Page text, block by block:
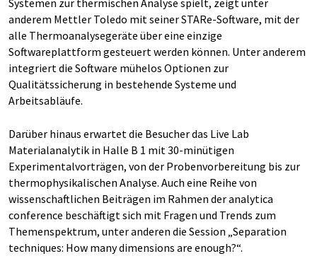
anderem Mettler Toledo mit seiner STARe-Software, mit der
alle Thermoanalysegeräte über eine einzige
Softwareplattform gesteuert werden können. Unter anderem
integriert die Software mühelos Optionen zur
Qualitätssicherung in bestehende Systeme und
Arbeitsabläufe.
Darüber hinaus erwartet die Besucher das Live Lab
Materialanalytik in Halle B 1 mit 30-minütigen
Experimentalvorträgen, von der Probenvorbereitung bis zur
thermophysikalischen Analyse. Auch eine Reihe von
wissenschaftlichen Beiträgen im Rahmen der analytica
conference beschäftigt sich mit Fragen und Trends zum
Themenspektrum, unter anderen die Session „Separation
techniques: How many dimensions are enough?“.